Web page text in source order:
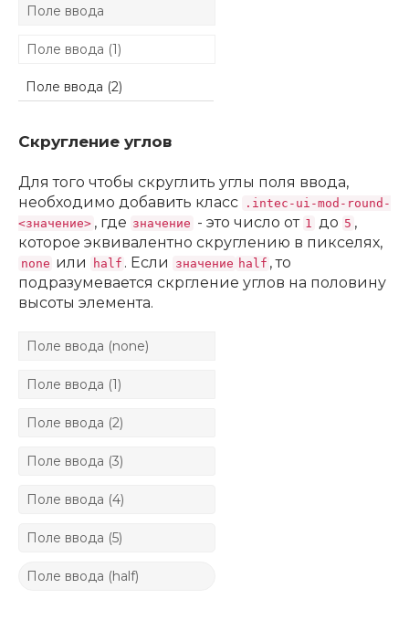
Скругление углов
Для того чтобы скруглить углы поля ввода,
необходимо добавить класс
.intec-ui-mod-round-
<значение> , где значение - это число от 1 до 5 ,
которое эквивалентно скруглению в пикселях,
none или half . Если значение half , то
подразумевается скргление углов на половину
высоты элемента.